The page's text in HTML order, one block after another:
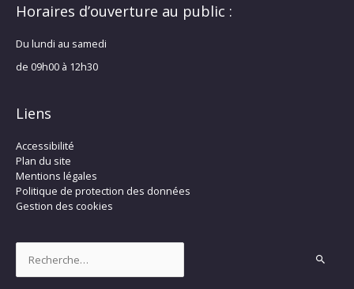
Horaires d’ouverture au public :
Du lundi au samedi
de 09h00 à 12h30
Liens
Accessibilité
Plan du site
Mentions légales
Politique de protection des données
Gestion des cookies